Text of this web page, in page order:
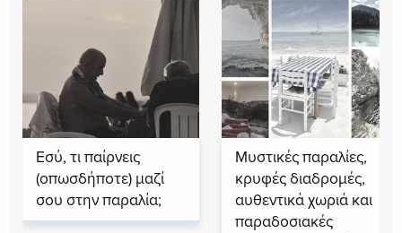
Εσύ, τι παίρνεις
(οπωσδήποτε) μαζί
σου στην παραλία;
Μυστικές παραλίες,
κρυφές διαδρομές,
αυθεντικά χωριά και
παραδοσιακές